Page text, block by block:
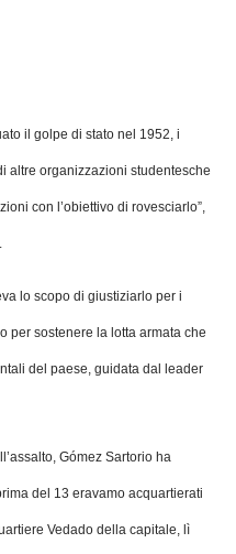
il golpe di stato nel 1952, i
altre organizzazioni studentesche
con l’obiettivo di rovesciarlo”,
lo scopo di giustiziarlo per i
per sostenere la lotta armata che
del paese, guidata dal leader
Gómez Sartorio ha
del 13 eravamo acquartierati
Vedado della capitale, lì